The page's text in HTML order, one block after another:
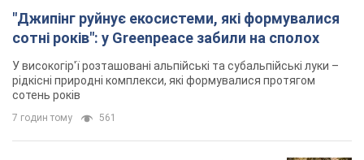
5.08.2026 14:59 6,1 т.
"Чи, може, я залякана з дитинства?"
Олена Зарецька – про вбивство
бабусі-дисидентки Алли Горської,
OBOZ.UA зустрів онуку художниці-дисидентки в